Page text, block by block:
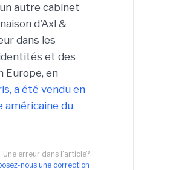
autre cabinet
d'Axl &
dans les
et des
Europe, en
a été vendu en
américaine du
Une erreur dans l'article?
nous une correction